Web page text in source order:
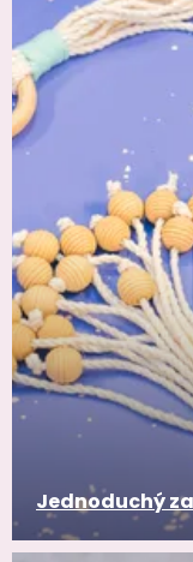
Jednoduchý